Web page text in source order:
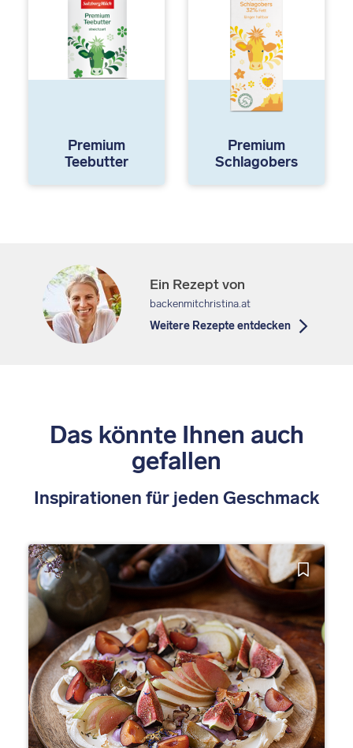
Premium
Teebutter
Premium
Schlagobers
Ein Rezept von
backenmitchristina.at
Weitere Rezepte entdecken
Das könnte Ihnen auch
gefallen
Inspirationen für jeden Geschmack